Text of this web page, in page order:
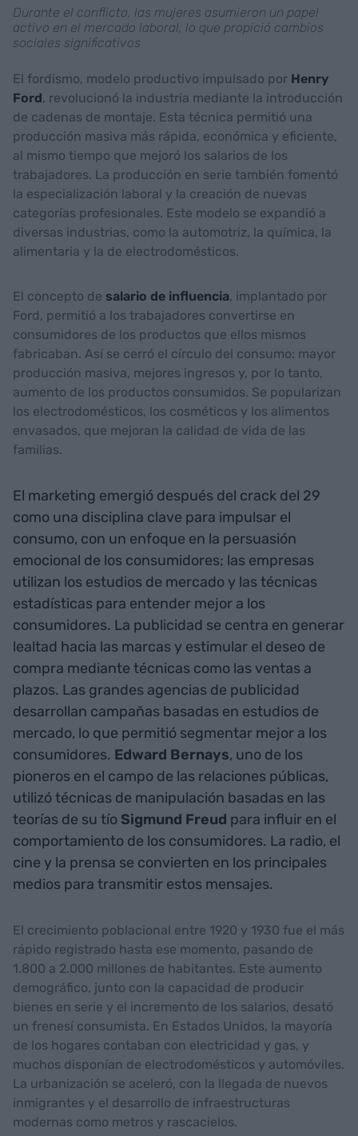
Durante el conflicto, las mujeres asumieron un papel
activo en el mercado laboral, lo que propició cambios
sociales significativos
El fordismo, modelo productivo impulsado por Henry
Ford, revolucionó la industria mediante la introducción
de cadenas de montaje. Esta técnica permitió una
producción masiva más rápida, económica y eficiente,
al mismo tiempo que mejoró los salarios de los
trabajadores. La producción en serie también fomentó
la especialización laboral y la creación de nuevas
categorías profesionales. Este modelo se expandió a
diversas industrias, como la automotriz, la química, la
alimentaria y la de electrodomésticos.
El concepto de salario de influencia, implantado por
Ford, permitió a los trabajadores convertirse en
consumidores de los productos que ellos mismos
fabricaban. Así se cerró el círculo del consumo: mayor
producción masiva, mejores ingresos y, por lo tanto,
aumento de los productos consumidos. Se popularizan
los electrodomésticos, los cosméticos y los alimentos
envasados, que mejoran la calidad de vida de las
familias.
El marketing emergió después del crack del 29
como una disciplina clave para impulsar el
consumo, con un enfoque en la persuasión
emocional de los consumidores; las empresas
utilizan los estudios de mercado y las técnicas
estadísticas para entender mejor a los
consumidores. La publicidad se centra en generar
lealtad hacia las marcas y estimular el deseo de
compra mediante técnicas como las ventas a
plazos. Las grandes agencias de publicidad
desarrollan campañas basadas en estudios de
mercado, lo que permitió segmentar mejor a los
consumidores. Edward Bernays, uno de los
pioneros en el campo de las relaciones públicas,
utilizó técnicas de manipulación basadas en las
teorías de su tío Sigmund Freud para influir en el
comportamiento de los consumidores. La radio, el
cine y la prensa se convierten en los principales
medios para transmitir estos mensajes.
El crecimiento poblacional entre 1920 y 1930 fue el más
rápido registrado hasta ese momento, pasando de
1.800 a 2.000 millones de habitantes. Este aumento
demográfico, junto con la capacidad de producir
bienes en serie y el incremento de los salarios, desató
un frenesí consumista. En Estados Unidos, la mayoría
de los hogares contaban con electricidad y gas, y
muchos disponían de electrodomésticos y automóviles.
La urbanización se aceleró, con la llegada de nuevos
inmigrantes y el desarrollo de infraestructuras
modernas como metros y rascacielos.